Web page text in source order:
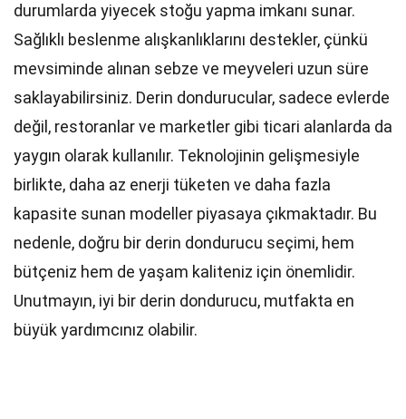
durumlarda yiyecek stoğu yapma imkanı sunar.
Sağlıklı beslenme alışkanlıklarını destekler, çünkü
mevsiminde alınan sebze ve meyveleri uzun süre
saklayabilirsiniz. Derin dondurucular, sadece evlerde
değil, restoranlar ve marketler gibi ticari alanlarda da
yaygın olarak kullanılır. Teknolojinin gelişmesiyle
birlikte, daha az enerji tüketen ve daha fazla
kapasite sunan modeller piyasaya çıkmaktadır. Bu
nedenle, doğru bir derin dondurucu seçimi, hem
bütçeniz hem de yaşam kaliteniz için önemlidir.
Unutmayın, iyi bir derin dondurucu, mutfakta en
büyük yardımcınız olabilir.